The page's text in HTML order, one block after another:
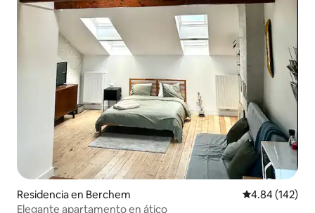
Residencia en Berchem Calificación
4.84 (142)
Elegante apartamento en ático